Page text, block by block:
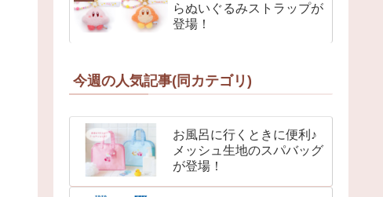
らぬいぐるみストラップが
登場！
今週の人気記事(同カテゴリ)
お風呂に行くときに便利♪
メッシュ生地のスパバッグ
が登場！